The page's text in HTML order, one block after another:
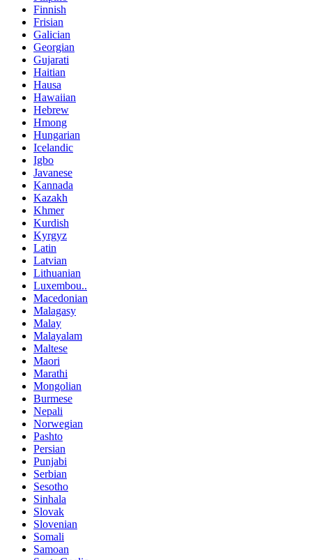
Finnish
Frisian
Galician
Georgian
Gujarati
Haitian
Hausa
Hawaiian
Hebrew
Hmong
Hungarian
Icelandic
Igbo
Javanese
Kannada
Kazakh
Khmer
Kurdish
Kyrgyz
Latin
Latvian
Lithuanian
Luxembou..
Macedonian
Malagasy
Malay
Malayalam
Maltese
Maori
Marathi
Mongolian
Burmese
Nepali
Norwegian
Pashto
Persian
Punjabi
Serbian
Sesotho
Sinhala
Slovak
Slovenian
Somali
Samoan